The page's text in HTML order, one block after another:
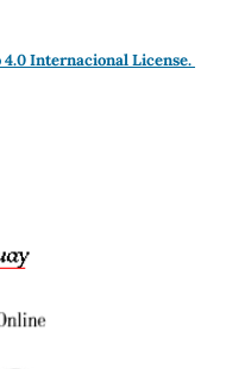
Internacional License.